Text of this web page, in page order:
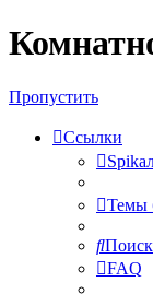
Регистрация
Пропустить
Ссылки
Темы
Поиск
FAQ